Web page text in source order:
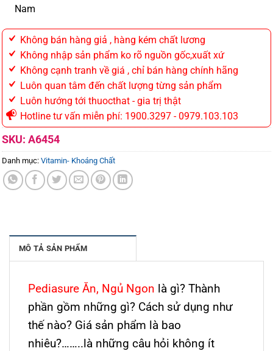
Nam
Không bán hàng giả , hàng kém chất lương
Không nhập sản phẩm ko rõ nguồn gốc,xuất xứ
Không cạnh tranh về giá , chỉ bán hàng chính hãng
Luôn quan tâm đến chất lượng từng sản phẩm
Luôn hướng tới thuocthat - gia trị thật
Hotline tư vấn miễn phí: 1900.3297 - 0979.103.103
SKU: A6454
Danh mục: Vitamin- Khoáng Chất
MÔ TẢ SẢN PHẨM
Pediasure Ăn, Ngủ Ngon là gì? Thành
phần gồm những gì? Cách sử dụng như
thế nào? Giá sản phẩm là bao
nhiêu?……..là những câu hỏi không ít